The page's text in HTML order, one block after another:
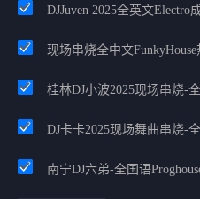
现场串烧全中文
南宁DJ六弟-全国语